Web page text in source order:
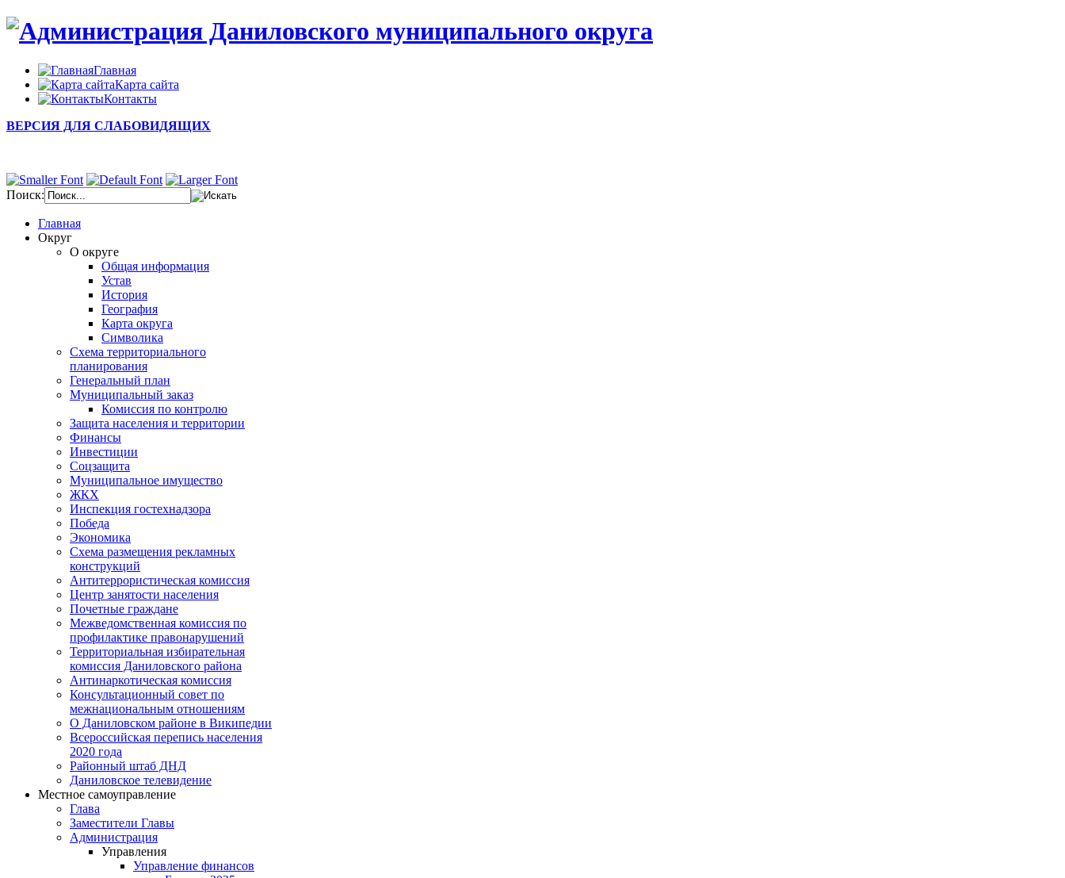
Главная
Карта сайта
Контакты
ВЕРСИЯ ДЛЯ СЛАБОВИДЯЩИХ
Поиск:
Главная
Округ
О округе
Общая информация
Устав
История
География
Карта округа
Символика
Схема территориального
планирования
Генеральный план
Муниципальный заказ
Комиссия по контролю
Защита населения и территории
Финансы
Инвестиции
Соцзащита
Муниципальное имущество
ЖКХ
Инспекция гостехнадзора
Победа
Экономика
Схема размещения рекламных
конструкций
Антитеррористическая комиссия
Центр занятости населения
Почетные граждане
Межведомственная комиссия по
профилактике правонарушений
Территориальная избирательная
комиссия Даниловского района
Антинаркотическая комиссия
Консультационный совет по
межнациональным отношениям
О Даниловском районе в Википедии
Всероссийская перепись населения
2020 года
Районный штаб ДНД
Даниловское телевидение
Местное самоуправление
Глава
Заместители Главы
Администрация
Управления
Управление финансов